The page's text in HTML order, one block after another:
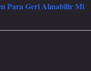
Para Geri Alınabilir Mi